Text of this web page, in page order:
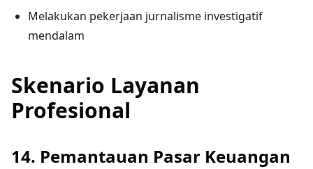
Melakukan pekerjaan jurnalisme investigatif
mendalam
Skenario Layanan
Profesional
14. Pemantauan Pasar Keuangan